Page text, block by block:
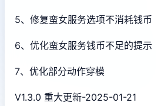
5、修复蛮女服务选项不消耗钱币
6、优化蛮女服务钱币不足的提示
7、优化部分动作穿模
V1.3.0 重大更新-2025-01-21